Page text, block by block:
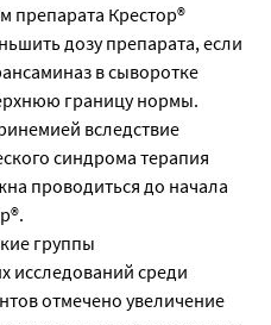
препарата Крестор®
дозу препарата, если
в сыворотке
границу нормы.
вследствие
синдрома терапия
проводиться до начала
группы
исследований среди
отмечено увеличение